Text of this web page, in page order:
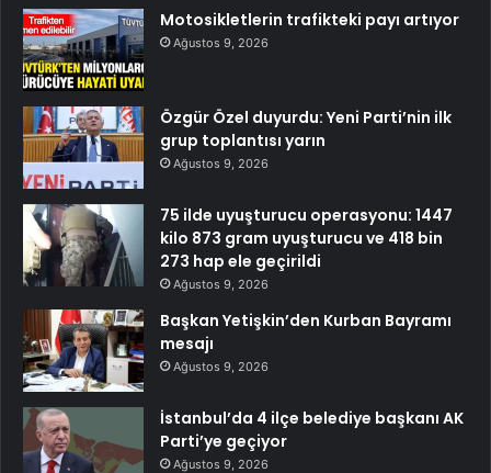
Motosikletlerin trafikteki payı artıyor
Ağustos 9, 2026
Özgür Özel duyurdu: Yeni Parti’nin ilk
grup toplantısı yarın
Ağustos 9, 2026
75 ilde uyuşturucu operasyonu: 1447
kilo 873 gram uyuşturucu ve 418 bin
273 hap ele geçirildi
Ağustos 9, 2026
Başkan Yetişkin’den Kurban Bayramı
mesajı
Ağustos 9, 2026
İstanbul’da 4 ilçe belediye başkanı AK
Parti’ye geçiyor
Ağustos 9, 2026